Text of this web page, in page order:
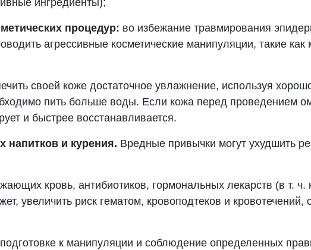
процедур: во избежание травмирования
агрессивные косметические манипуляции, такие как
своей коже достаточное увлажнение, используя
пить больше воды. Если кожа перед проведением
и быстрее восстанавливается.
напитков и курения. Вредные привычки могут ухудшить
кровь, антибиотиков, гормональных лекарств (в т. ч.
увеличить риск гематом, кровоподтеков и кровотечений,
к манипуляции и соблюдение определенных